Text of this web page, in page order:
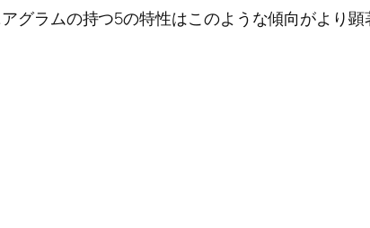
グラムの持つ5の特性はこのような傾向がより顕